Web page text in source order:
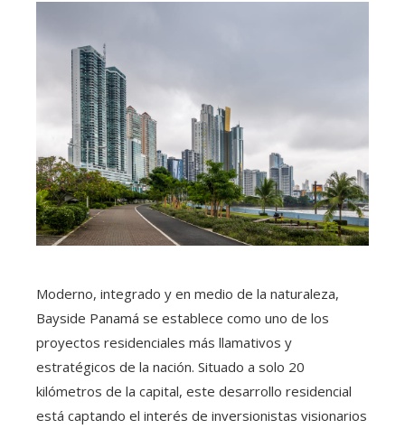
Moderno, integrado y en medio de la naturaleza,
Bayside Panamá se establece como uno de los
proyectos residenciales más llamativos y
estratégicos de la nación. Situado a solo 20
kilómetros de la capital, este desarrollo residencial
está captando el interés de inversionistas visionarios